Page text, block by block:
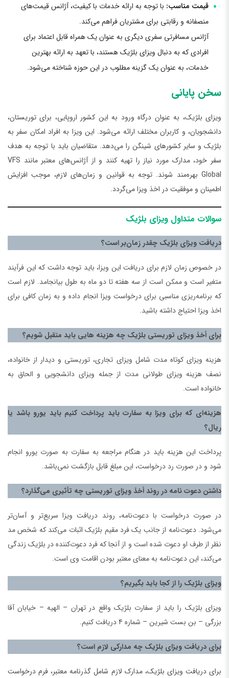
قیمت مناسب: با توجه به ارائه خدمات با کیفیت، آژانس قیمت‌های
منصفانه و رقابتی برای مشتریان فراهم می‌کند.
آژانس مسافرتی سفری دیگری به عنوان یک همراه قابل اعتماد برای
افرادی که به دنبال ویزای بلژیک هستند، با تعهد به ارائه بهترین
خدمات، به عنوان یک گزینه مطلوب در این حوزه شناخته می‌شود.
سخن پایانی
ویزای بلژیک، به عنوان درگاه ورود به این کشور اروپایی، برای توریستان،
دانشجویان، و کاربران مختلف ارائه می‌شود. این ویزا به افراد امکان سفر به
بلژیک و سایر کشورهای شینگن را می‌دهد. متقاضیان باید با توجه به هدف
سفر خود، مدارک مورد نیاز را تهیه کنند و از آژانس‌های معتبر مانند VFS
Global بهره‌مند شوند. توجه به قوانین و زمان‌های لازم، موجب افزایش
اطمینان و موفقیت در اخذ ویزا می‌گردد.
سوالات متداول ویزای بلژیک
دریافت ویزای بلژیک چقدر زمان‌بر است؟
در خصوص زمان لازم برای دریافت این ویزا، باید توجه داشت که این فرآیند
متغیر است و ممکن است از سه هفته تا دو ماه به طول بیانجامد. لازم است
که برنامه‌ریزی مناسبی برای درخواست ویزا انجام داده و به زمان کافی برای
اخذ ویزا احتیاج داشته باشید.
برای أخذ ویزای توریستی بلژیک چه هزینه هایی باید متقبل شویم؟
هزینه ویزای کوتاه مدت شامل ویزای تجاری، توریستی و دیدار از خانواده،
نصف هزینه ویزای طولانی مدت از جمله ویزای دانشجویی و الحاق به
خانواده است.
هزینه‌ای که برای ویزا به سفارت باید پرداخت کنیم باید یورو باشد یا
ریال؟
پرداخت این هزینه باید در هنگام مراجعه به سفارت به صورت یورو انجام
شود و در صورت رد درخواست، این مبلغ قابل بازگشت نمی‌باشد.
داشتن دعوت نامه در روند أخذ ویزای توریستی چه تأثیری می‌گذارد؟
در صورت درخواست با دعوت‌نامه، روند دریافت ویزا سریع‌تر و آسان‌تر
می‌شود. دعوت‌نامه از جانب یک فرد مقیم بلژیک اثبات می‌کند که شخص مد
نظر از طرف او دعوت شده است و از آنجا که فرد دعوت‌کننده در بلژیک زندگی
می‌کند، این دعوت‌نامه به معنای معتبر بودن اقامت وی است.
ویزای بلژیک را از کجا باید بگیریم؟
ویزای بلژیک را باید از سفارت بلژیک واقع در تهران – الهیه – خیابان آقا
بزرگی – بن بست شیرین – شماره 4 دریافت کنیم.
برای دریافت ویزای بلژیک چه مدارکی لازم است؟
برای دریافت ویزای بلژیک، مدارک لازم شامل گذرنامه معتبر، فرم درخواست